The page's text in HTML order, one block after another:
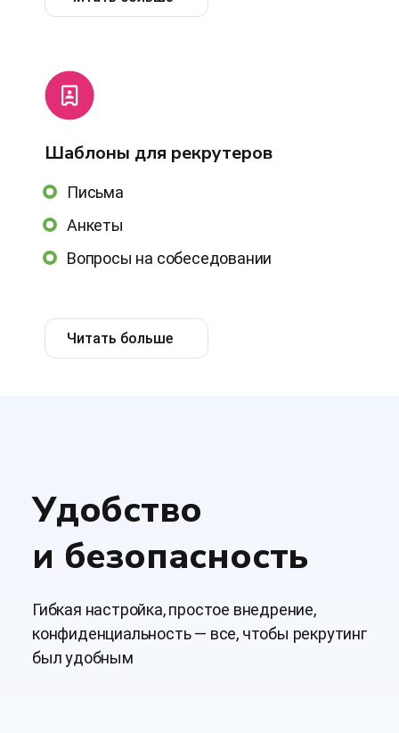
Шаблоны для рекрутеров
Письма
Анкеты
Вопросы на собеседовании
Читать больше
Удобство
и безопасность
Гибкая настройка, простое внедрение,
конфиденциальность — все, чтобы рекрутинг
был удобным